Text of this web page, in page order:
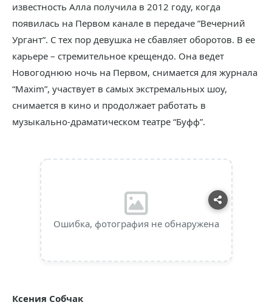
известность Алла получила в 2012 году, когда
появилась на Первом канале в передаче ”Вечерний
Ургант”. С тех пор девушка не сбавляет оборотов. В ее
карьере – стремительное крещендо. Она ведет
Новогоднюю ночь на Первом, снимается для журнала
“Maxim”, участвует в самых экстремальных шоу,
снимается в кино и продолжает работать в
музыкально-драматическом театре “Буфф”.
Ошибка, фотография не обнаружена
Ксения Собчак